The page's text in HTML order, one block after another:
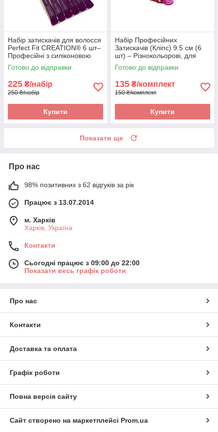
Набір затискачів для волосся
Perfect Fit CRЕATION® 6 шт–
Професійні з силіконовою
смужкою проти ковзання та
заломів. Арт 5468
Готово до відправки
225 ₴/набір
250 ₴/набір
Купити
Набір Професійних
Затискачів (Кліпс) 9.5 см (6
шт) – Різнокольорові, для
секціонування та
фарбування. Арт.: 30245
Готово до відправки
135 ₴/комплект
150 ₴/комплект
Купити
Показати ще
Про нас
98% позитивних з 62 відгуків за рік
Працює з 13.07.2014
м. Харків
Харків, Україна
Контакти
Сьогодні працює з 09:00 до 22:00
Показати весь графік роботи
Про нас
Контакти
Доставка та оплата
Графік роботи
Повна версія сайту
Сайт створено на маркетплейсі Prom.ua